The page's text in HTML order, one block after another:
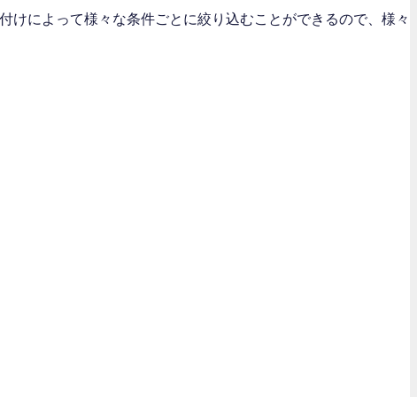
けによって様々な条件ごとに絞り込むことができるので、様々